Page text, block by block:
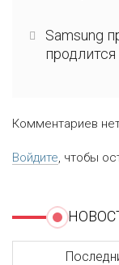
Samsung
Комментариев
Войдите, чтобы